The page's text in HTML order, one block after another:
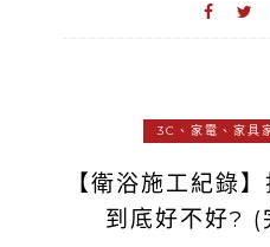
3C、家電、家具
【衛浴施工紀錄
到底好不好?